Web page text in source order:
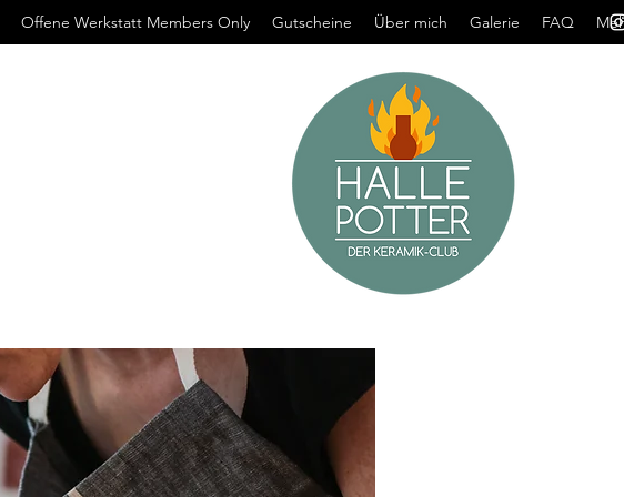
Offene Werkstatt Members Only Gutscheine Über mich Galerie FAQ